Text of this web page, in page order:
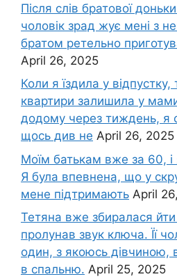
Після слів братової
чоловік зpад жує мені з
братом ретельно
April 26, 2025
Коли я їздила у відпустку,
квартири залишила у
додому через тиждень, я
щось див не April 26, 2025
Моїм батькам вже за 60, і
Я була впевнена, що у
мене підтримають April
Тетяна вже збиралася
пролунав звук ключа. Її
один, з якоюсь дівчиною,
в спальню. April 25, 2025